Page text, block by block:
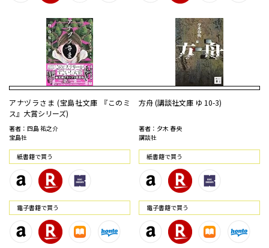
アナヅラさま (宝島社文庫 『このミ
ス』大賞シリーズ)
著者：四島 祐之介
宝島社
紙書籍で買う
電⼦書籍で買う
方舟 (講談社文庫 ゆ 10-3)
著者：夕木 春央
講談社
紙書籍で買う
電⼦書籍で買う